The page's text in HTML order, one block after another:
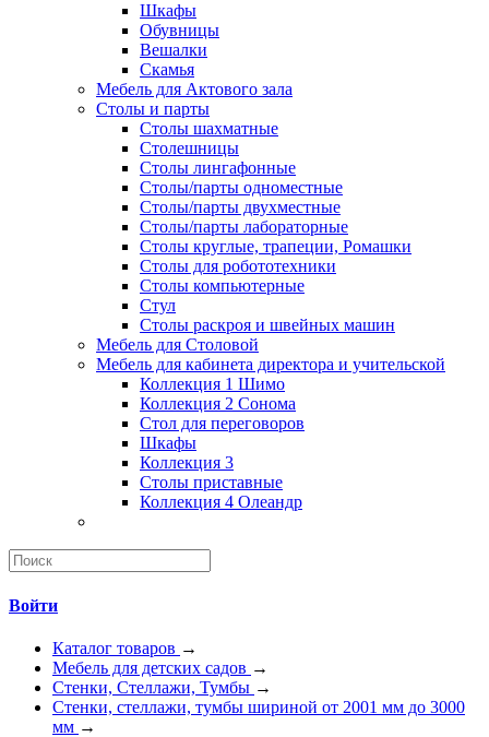
Шкафы
Обувницы
Вешалки
Скамья
Мебель для Актового зала
Столы и парты
Столы шахматные
Столешницы
Столы лингафонные
Столы/парты одноместные
Столы/парты двухместные
Столы/парты лабораторные
Столы круглые, трапеции, Ромашки
Столы для робототехники
Столы компьютерные
Стул
Столы раскроя и швейных машин
Мебель для Столовой
Мебель для кабинета директора и учительской
Коллекция 1 Шимо
Коллекция 2 Сонома
Стол для переговоров
Шкафы
Коллекция 3
Столы приставные
Коллекция 4 Олеандр
Войти
Каталог товаров →
Мебель для детских садов →
Стенки, Стеллажи, Тумбы →
Стенки, стеллажи, тумбы шириной от 2001 мм до 3000
мм →